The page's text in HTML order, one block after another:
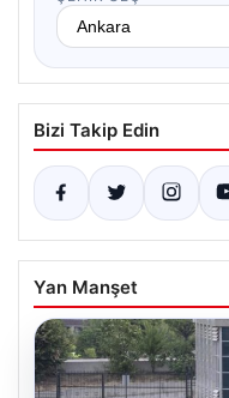
Bizi Takip Edin
Yan Manşet